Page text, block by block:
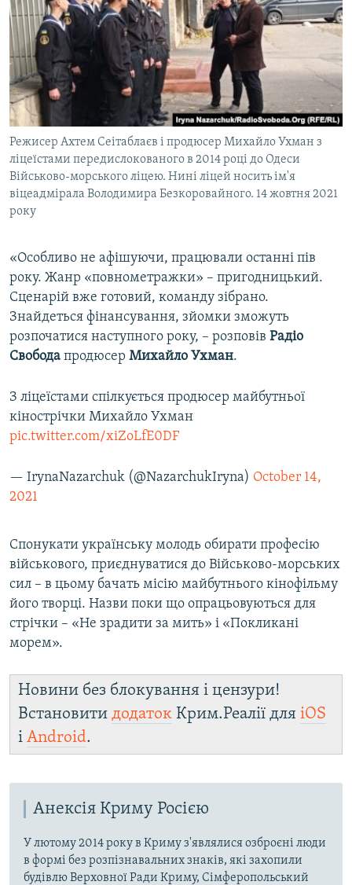
Режисер Ахтем Сеітаблаєв і продюсер Михайло Ухман з
ліцеїстами передислокованого в 2014 році до Одеси
Військово-морського ліцею. Нині ліцей носить ім'я
віцеадмірала Володимира Безкоровайного. 14 жовтня 2021
року
«Особливо не афішуючи, працювали останні пів
року. Жанр «повнометражки» – пригодницький.
Сценарій вже готовий, команду зібрано.
Знайдеться фінансування, зйомки зможуть
розпочатися наступного року, – розповів Радіо
Свобода продюсер Михайло Ухман.
З ліцеїстами спілкується продюсер майбутньої
кінострічки Михайло Ухман
pic.twitter.com/xiZoLfE0DF
— IrynaNazarchuk (@NazarchukIryna) October 14,
2021
Спонукати українську молодь обирати професію
військового, приєднуватися до Військово-морських
сил – в цьому бачать місію майбутнього кінофільму
його творці. Назви поки що опрацьовуються для
стрічки – «Не зрадити за мить» і «Покликані
морем».
Новини без блокування і цензури!
Встановити додаток Крим.Реалії для iOS
і Android.
Анексія Криму Росією
У лютому 2014 року в Криму з'являлися озброєні люди
в формі без розпізнавальних знаків, які захопили
будівлю Верховної Ради Криму, Сімферопольський